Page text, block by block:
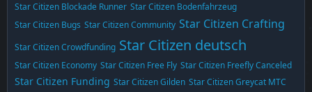
Star Citizen Blockade Runner Star Citizen Bodenfahrzeug
Star Citizen Bugs Star Citizen Community Star Citizen Crafting
Star Citizen Crowdfunding Star Citizen deutsch
Star Citizen Economy Star Citizen Free Fly Star Citizen Freefly Canceled
Star Citizen Funding Star Citizen Gilden Star Citizen Greycat MTC